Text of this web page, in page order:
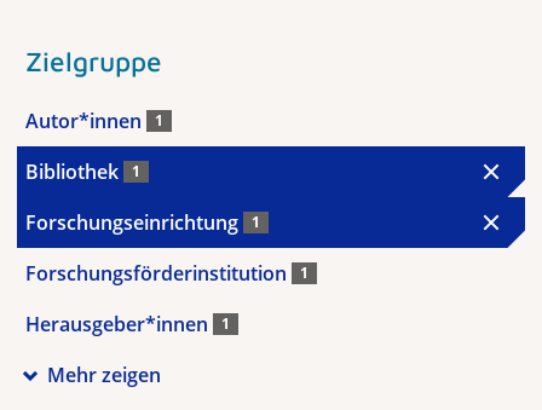
Zielgruppe
Autor*innen 1
Bibliothek 1
Forschungseinrichtung 1
Forschungsförderinstitution 1
Herausgeber*innen 1
Mehr zeigen